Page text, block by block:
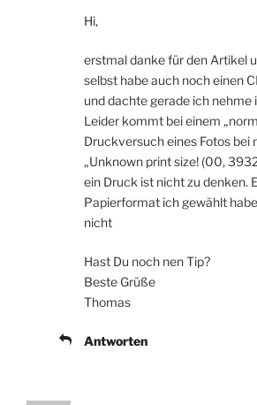
Hi,
erstmal danke für den Artikel
selbst habe auch noch einen
und dachte gerade ich nehme
Leider kommt bei einem
Druckversuch eines Fotos bei
„Unknown print size! (00,
ein Druck ist nicht zu denken.
Papierformat ich gewählt
nicht
Hast Du noch nen Tip?
Beste Grüße
Thomas
Antworten